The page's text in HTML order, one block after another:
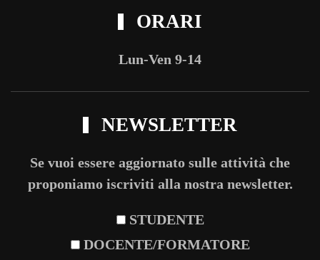
ORARI
Lun-Ven 9-14
NEWSLETTER
Se vuoi essere aggiornato sulle attività che
proponiamo iscriviti alla nostra newsletter.
STUDENTE
DOCENTE/FORMATORE